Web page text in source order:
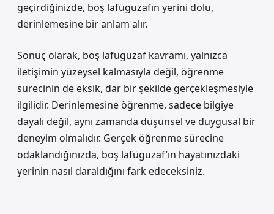
geçirdiğinizde, boş lafügüzafın yerini dolu,
derinlemesine bir anlam alır.
Sonuç olarak, boş lafügüzaf kavramı, yalnızca
iletişimin yüzeysel kalmasıyla değil, öğrenme
sürecinin de eksik, dar bir şekilde gerçekleşmesiyle
ilgilidir. Derinlemesine öğrenme, sadece bilgiye
dayalı değil, aynı zamanda düşünsel ve duygusal bir
deneyim olmalıdır. Gerçek öğrenme sürecine
odaklandığınızda, boş lafügüzaf’ın hayatınızdaki
yerinin nasıl daraldığını fark edeceksiniz.